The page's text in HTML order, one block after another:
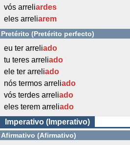
vós arreliardes
eles arreliarem
Pretérito (Pretérito perfecto)
eu ter arreliado
tu teres arreliado
ele ter arreliado
nós termos arreliado
vós terdes arreliado
eles terem arreliado
Imperativo (Imperativo)
Afirmativo (Afirmativo)